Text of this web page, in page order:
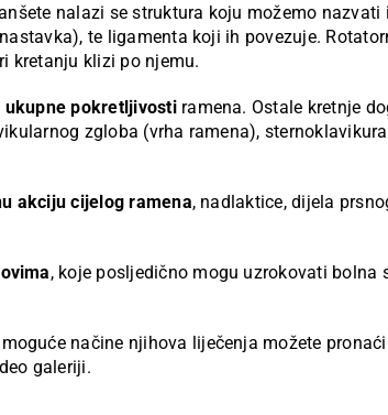
nalazi se struktura koju možemo nazvati
te ligamenta koji ih povezuje.
kretanju klizi po njemu.
ukupne pokretljivostiramena. Ostale kretnje
zgloba (vrha ramena),
akciju cijelog ramena, nadlaktice, dijela
, koje posljedično mogu uzrokovati bolna
načine njihova liječenja možete
galeriji.